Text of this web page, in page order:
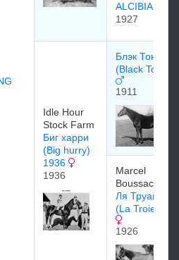
ALCIBIADES
1927
Idle Hour
Stock Farm
Биг харри
(Big hurry)
1936
1936
Блэк Тони
(Black Toney)
1911
Marcel
Boussac
Ля Труайенн
(La Troienne)
1926